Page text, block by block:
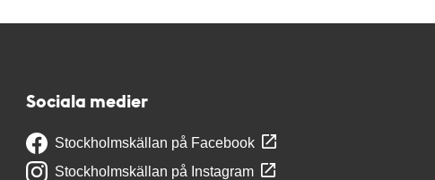
Sociala medier
Stockholmskällan på Facebook
Stockholmskällan på Instagram